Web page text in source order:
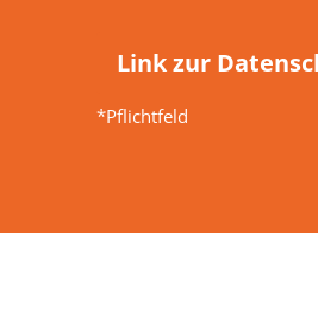
Link zur
*Pflichtfeld